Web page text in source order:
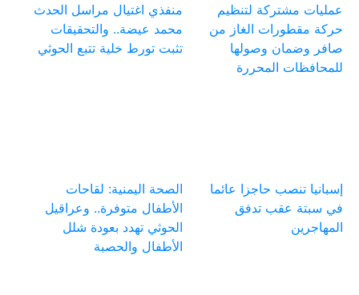
عمليات مشتركة لتنظيم
حركة مقطورات الغاز من
صافر وضمان وصولها
للمحافظات المحررة
منفذي اغتيال مراسل الحدث
محمد عيضة.. والتحقيقات
تثبت تورط خلية تتبع الحوثي
إسبانيا تنصب حاجزا عائما
في سبتة عقب تدفق
المهاجرين
الصحة اليمنية: لقاحات
الأطفال متوفرة.. وعراقيل
الحوثي تهدد بعودة شلل
الأطفال والحصبة